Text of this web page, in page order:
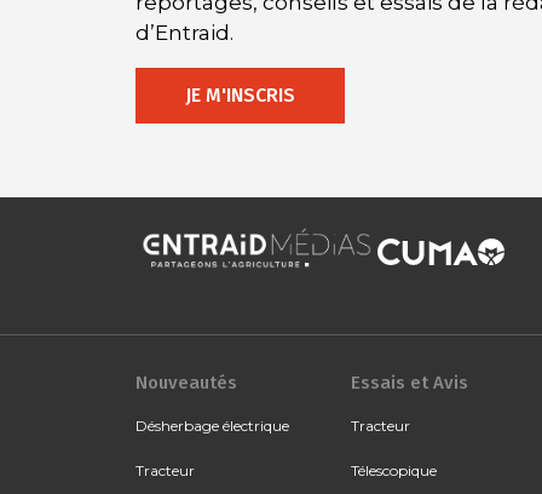
d’Entraid.
JE M'INSCRIS
Nouveautés
Désherbage électrique
Tracteur
Essais et Avis
Tracteur
Télescopique